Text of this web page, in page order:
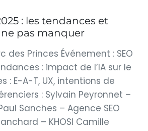
: les tendances et
pas manquer
des Princes Événement : SEO
: impact de l’IA sur le
: E-A-T, UX, intentions de
: Sylvain Peyronnet –
Sanches – Agence SEO
– KHOSI Camille